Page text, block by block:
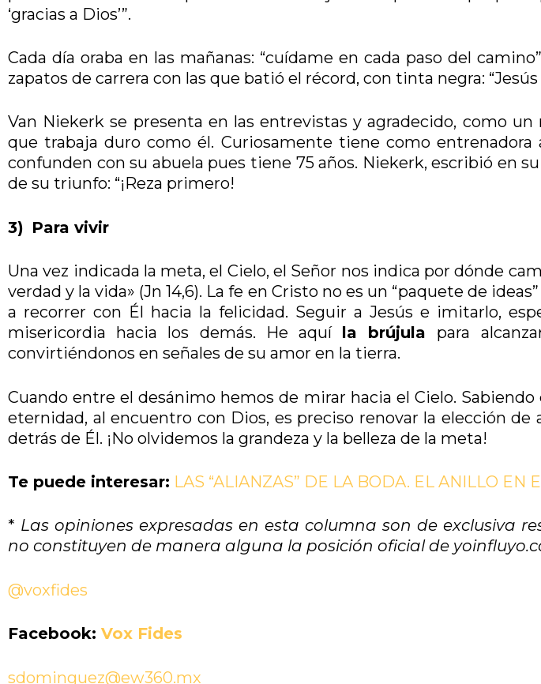
‘gracias a Dios’”.
Cada día oraba en las mañanas: “cuídame en cada paso del
zapatos de carrera con las que batió el récord, con tinta negra:
Van Niekerk se presenta en las entrevistas y agradecido, como
que trabaja duro como él. Curiosamente tiene como entrenadora
confunden con su abuela pues tiene 75 años. Niekerk, escribió en
de su triunfo: “¡Reza primero!
3) Para vivir
Una vez indicada la meta, el Cielo, el Señor nos indica por dónde
verdad y la vida» (Jn 14,6). La fe en Cristo no es un “paquete de
a recorrer con Él hacia la felicidad. Seguir a Jesús e imitarlo,
misericordia hacia los demás. He aquí la brújula para
convirtiéndonos en señales de su amor en la tierra.
Cuando entre el desánimo hemos de mirar hacia el Cielo.
eternidad, al encuentro con Dios, es preciso renovar la elección de
detrás de Él. ¡No olvidemos la grandeza y la belleza de la meta!
Te puede interesar: LAS “ALIANZAS” DE LA BODA. EL ANILLO EN
* Las opiniones expresadas en esta columna son de exclusiva
no constituyen de manera alguna la posición oficial de
@voxfides
Facebook: Vox Fides
sdominguez@ew360.mx